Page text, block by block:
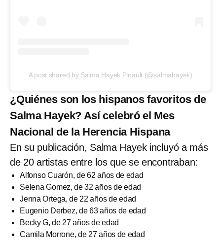
A post shared by Salma Hayek Pinault (@salmahayek)
¿Quiénes son los hispanos favoritos de
Salma Hayek? Así celebró el Mes
Nacional de la Herencia Hispana
En su publicación, Salma Hayek incluyó a más
de 20 artistas entre los que se encontraban:
Alfonso Cuarón, de 62 años de edad
Selena Gomez, de 32 años de edad
Jenna Ortega, de 22 años de edad
Eugenio Derbez, de 63 años de edad
Becky G, de 27 años de edad
Camila Morrone, de 27 años de edad